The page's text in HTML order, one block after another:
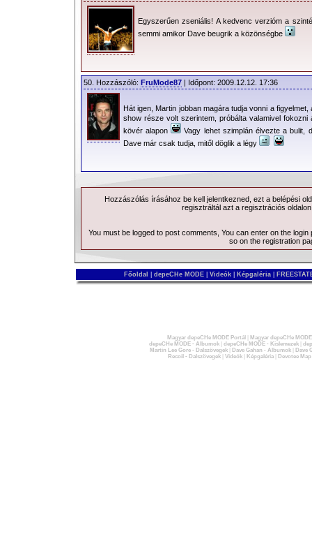
Egyszerűen zseniális! A kedvenc verzióm a
semmi amikor Dave beugrik a közönségbe
50. Hozzászóló: FruMode87 | Időpont: 2009.12.12. 17:36
Hát igen, Martin jobban magára tudja vonni a
show része volt szerintem, próbálta valamivel
kövér alapon
Vagy lehet szimplán élvezte a bulit,
Dave már csak tudja, mitől döglik a légy
Hozzászólás írásához be kell jelentkezned, ezt a belépési
regisztráltál azt a regisztrációs
You must be logged to post comments, You can enter on the login
so on the registration
Főoldal depeCHe MODE Videók Képgaléria
Magyar depeCHe MODE Portál
Magyar depeCHe
depeCHe MODE - Albumok| depeCHe MODE - Kislemezek|
Martin Lee Gore - Dalszövegek| Dave Gahan - Albumok|
Dave
Recoil - Dalszövegek| Videók| Képgaléria| Devotee Map